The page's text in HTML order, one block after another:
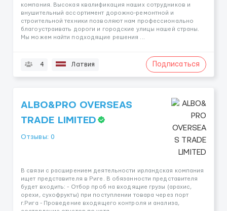
компания. Высокая квалификация наших сотрудников и
внушительный ассортимент дорожно-ремонтной и
строительной техники позволяют нам профессионально
благоустраивать дороги и городские улицы нашей страны.
Мы можем найти подходящие решения ...
4 Латвия Подписаться
ALBO&PRO OVERSEAS
TRADE LIMITED
Отзывы: 0
В связи с расширением деятельности ирландская компания
ищет представителя в Риге. В обязанности представителя
будет входить: - Отбор проб на входящие грузы (арахис,
орехи, сухофрукты) при поступлении товара через порт
г.Рига - Проведение входящего контроля и анализа,